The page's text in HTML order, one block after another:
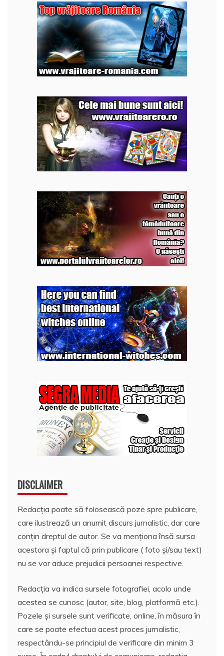
DISCLAIMER
Redacția poate să folosească poze spre publicare,
care ilustrează un anumit discurs jurnalistic, dar care
conțin dreptul de autor. Se va menționa însă sursa
acestora și faptul că prin publicare ( foto și/sau text)
nu se vor aduce prejudicii persoanei respective.
Redacția va indica sursele fotografiei, acolo unde
acestea se cunosc (autor, site, blog, platformă etc.).
Pozele și sursele sunt verificate, online, în măsura în
care se poate efectua acest proces jurnalistic,
respectându-se principiul de verificare din minim 3